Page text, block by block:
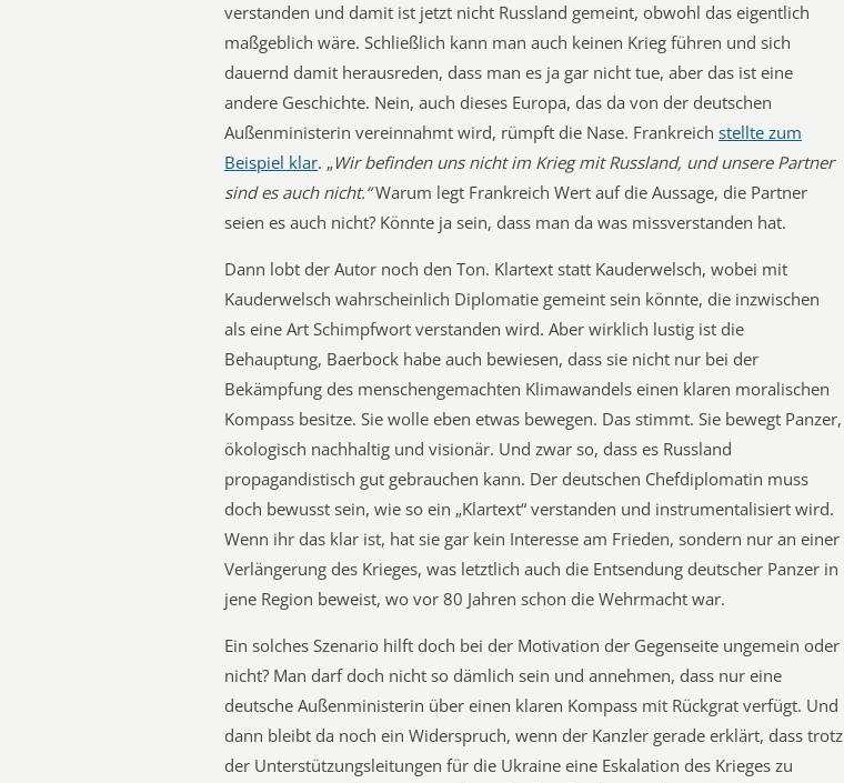
verstanden und damit ist jetzt nicht Russland gemeint, obwohl das eigentlich
maßgeblich wäre. Schließlich kann man auch keinen Krieg führen und sich
dauernd damit herausreden, dass man es ja gar nicht tue, aber das ist eine
andere Geschichte. Nein, auch dieses Europa, das da von der deutschen
Außenministerin vereinnahmt wird, rümpft die Nase. Frankreich stellte zum
Beispiel klar. „Wir befinden uns nicht im Krieg mit Russland, und unsere Partner
sind es auch nicht.“Warum legt Frankreich Wert auf die Aussage, die Partner
seien es auch nicht? Könnte ja sein, dass man da was missverstanden hat.
Dann lobt der Autor noch den Ton. Klartext statt Kauderwelsch, wobei mit
Kauderwelsch wahrscheinlich Diplomatie gemeint sein könnte, die inzwischen
als eine Art Schimpfwort verstanden wird. Aber wirklich lustig ist die
Behauptung, Baerbock habe auch bewiesen, dass sie nicht nur bei der
Bekämpfung des menschengemachten Klimawandels einen klaren moralischen
Kompass besitze. Sie wolle eben etwas bewegen. Das stimmt. Sie bewegt Panzer,
ökologisch nachhaltig und visionär. Und zwar so, dass es Russland
propagandistisch gut gebrauchen kann. Der deutschen Chefdiplomatin muss
doch bewusst sein, wie so ein „Klartext“ verstanden und instrumentalisiert wird.
Wenn ihr das klar ist, hat sie gar kein Interesse am Frieden, sondern nur an einer
Verlängerung des Krieges, was letztlich auch die Entsendung deutscher Panzer in
jene Region beweist, wo vor 80 Jahren schon die Wehrmacht war.
Ein solches Szenario hilft doch bei der Motivation der Gegenseite ungemein oder
nicht? Man darf doch nicht so dämlich sein und annehmen, dass nur eine
deutsche Außenministerin über einen klaren Kompass mit Rückgrat verfügt. Und
dann bleibt da noch ein Widerspruch, wenn der Kanzler gerade erklärt, dass trotz
der Unterstützungsleitungen für die Ukraine eine Eskalation des Krieges zu